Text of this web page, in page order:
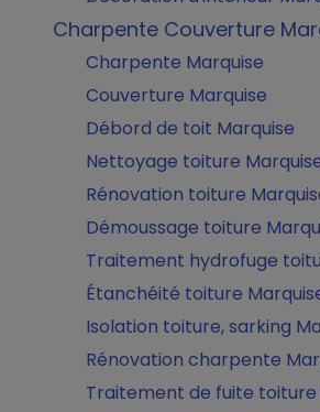
Charpente Couverture
Charpente Marquise
Couverture Marquise
Débord de toit Marquise
Nettoyage toiture
Rénovation toiture
Démoussage toiture
Traitement hydrofuge
Étanchéité toiture
Isolation toiture, sarking
Rénovation charpente
Traitement de fuite toiture